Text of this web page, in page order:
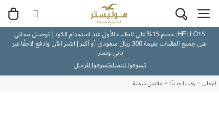
HELLO15: خصم 15% على الطلب الأول عند استخدام الكود | توصيل مجاني
على جميع الطلبات بقيمة 300 ريال سعودي أو أكثر | اشترِ الآن وادفع لاحقًا عبر
تابي وتمارا
تسوقوا للنساءتسوقوا للرجال
للرجال وصلنا حديثًا ملابس سفلية